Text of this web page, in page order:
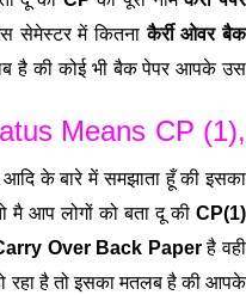
सेमेस्टर में कितनाकैर्री ओवर बैक
है की कोई भी बैक पेपर आपके उस
Means CP (1),
आदि के बारे में समझाता हूँ की इसका
मै आप लोगों को बता दू की CP(1)
Over Back Paperहै वही
रहा है तो इसका मतलब है की आपके